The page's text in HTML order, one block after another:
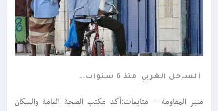
الساحل الغربي منذ 6 سنوات
منبر المقاومة – متابعات:أكد مكتب الصحة العامة والسكان